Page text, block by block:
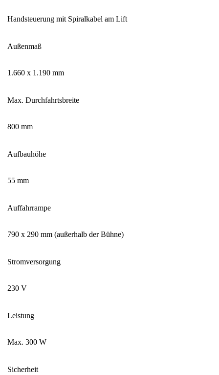
Handsteuerung mit Spiralkabel am Lift
Außenmaß
1.660 x 1.190 mm
Max. Durchfahrtsbreite
800 mm
Aufbauhöhe
55 mm
Auffahrrampe
790 x 290 mm (außerhalb der Bühne)
Stromversorgung
230 V
Leistung
Max. 300 W
Sicherheit